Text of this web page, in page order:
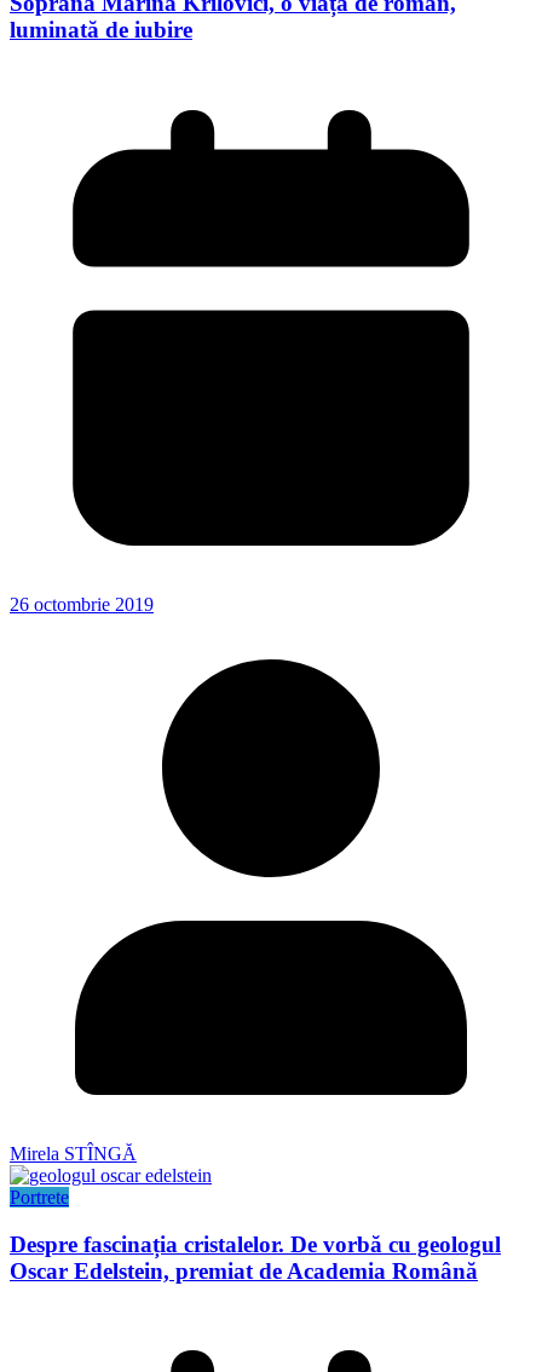
luminată de iubire
26 octombrie 2019
Mirela STÎNGĂ
Portrete
Despre fascinația cristalelor. De vorbă cu geologul
Oscar Edelstein, premiat de Academia Română